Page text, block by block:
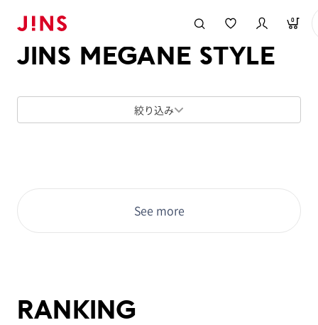
0
JINS MEGANE STYLE
絞り込み
See more
RANKING